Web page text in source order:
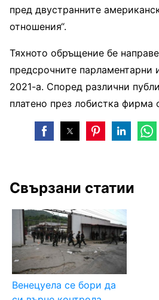
пред двустранните
отношения“.
Тяхното обръщение бе
предсрочните парламентарни
2021-а. Според различни
платено през лобистка фирма
Свързани статии
Венецуела се бори да